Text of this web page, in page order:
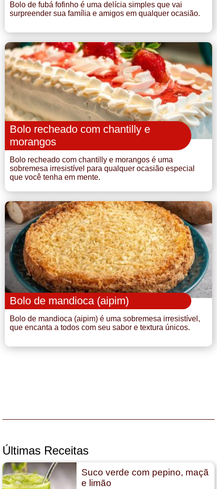
Bolo de fubá fofinho é uma delícia simples que vai
surpreender sua família e amigos em qualquer ocasião.
Bolo recheado com chantilly e
morangos
Bolo recheado com chantilly e morangos é uma
sobremesa irresistível para qualquer ocasião especial
que você tenha em mente.
Bolo de mandioca (aipim)
Bolo de mandioca (aipim) é uma sobremesa irresistível,
que encanta a todos com seu sabor e textura únicos.
Últimas Receitas
Suco verde com pepino, maçã
e limão